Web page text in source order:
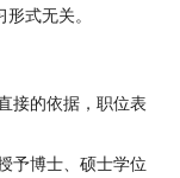
式无关。
接的依据，职位表
予博士、硕士学位